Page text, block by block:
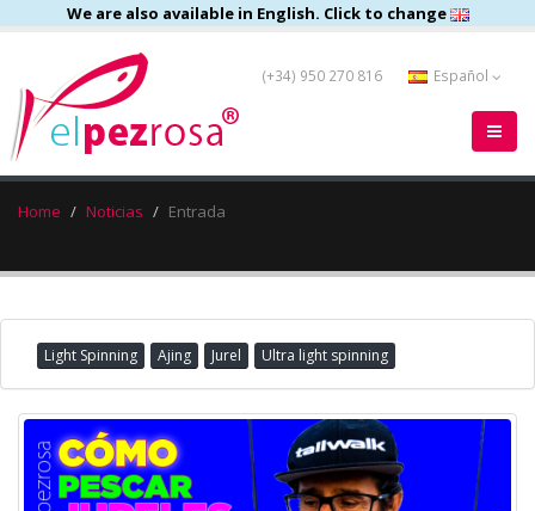
We are also available in English. Click to change
(+34) 950 270 816 Español
Home Noticias Entrada
Light Spinning Ajing Jurel Ultra light spinning